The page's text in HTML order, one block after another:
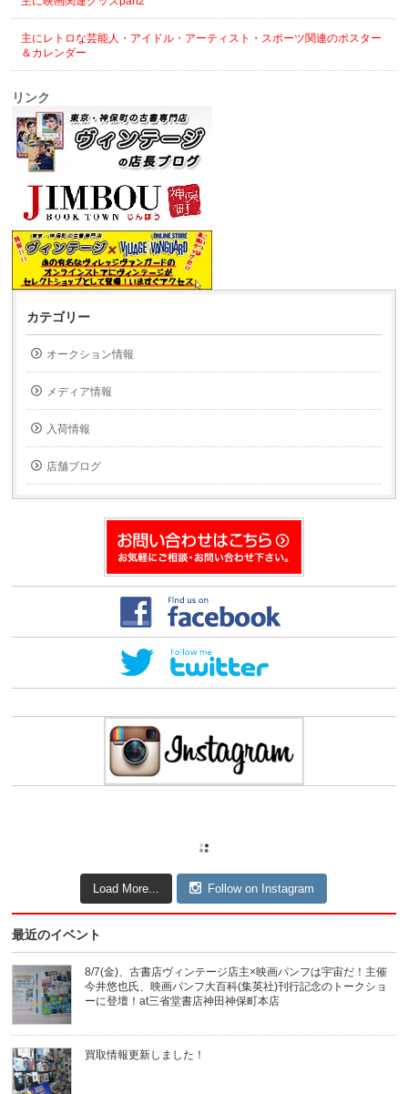
主にレトロな芸能人・アイドル・アーティスト・スポーツ関連のポスター
＆カレンダー
リンク
カテゴリー
オークション情報
メディア情報
入荷情報
店舗ブログ
Load More... Follow on Instagram
最近のイベント
8/7(金)、古書店ヴィンテージ店主×映画パンフは宇宙だ！主催
今井悠也氏、映画パンフ大百科(集英社)刊行記念のトークショ
ーに登壇！at三省堂書店神田神保町本店
買取情報更新しました！